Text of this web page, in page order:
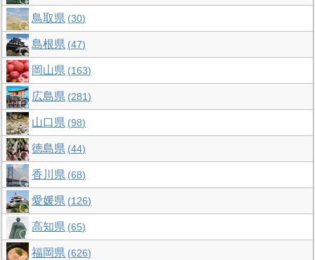
鳥取県 30
島根県 47
岡山県 163
広島県 281
山口県 98
徳島県 44
香川県 68
愛媛県 126
高知県 65
福岡県 626